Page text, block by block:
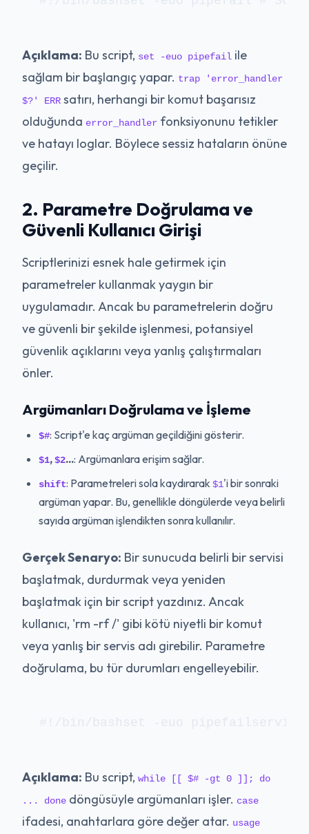
Açıklama: Bu script, set -euo pipefail ile
sağlam bir başlangıç yapar. trap 'error_handler
$?' ERR satırı, herhangi bir komut başarısız
olduğunda error_handler fonksiyonunu tetikler
ve hatayı loglar. Böylece sessiz hataların önüne
geçilir.
2. Parametre Doğrulama ve
Güvenli Kullanıcı Girişi
Scriptlerinizi esnek hale getirmek için
parametreler kullanmak yaygın bir
uygulamadır. Ancak bu parametrelerin doğru
ve güvenli bir şekilde işlenmesi, potansiyel
güvenlik açıklarını veya yanlış çalıştırmaları
önler.
Argümanları Doğrulama ve İşleme
$#: Script'e kaç argüman geçildiğini gösterir.
$1,$2...: Argümanlara erişim sağlar.
shift: Parametreleri sola kaydırarak $1'i bir sonraki
argüman yapar. Bu, genellikle döngülerde veya belirli
sayıda argüman işlendikten sonra kullanılır.
Gerçek Senaryo: Bir sunucuda belirli bir servisi
başlatmak, durdurmak veya yeniden
başlatmak için bir script yazdınız. Ancak
kullanıcı, 'rm -rf /' gibi kötü niyetli bir komut
veya yanlış bir servis adı girebilir. Parametre
doğrulama, bu tür durumları engelleyebilir.
Açıklama: Bu script, while [[ $# -gt 0 ]]; do
... done döngüsüyle argümanları işler. case
ifadesi, anahtarlara göre değer atar. usage